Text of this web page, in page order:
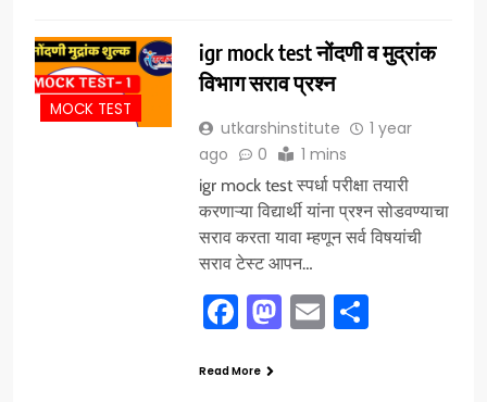
MOCK TEST
igr mock test नोंदणी व मुद्रांक
विभाग सराव प्रश्न
utkarshinstitute
1 year
ago
0 1 mins
igr mock test स्पर्धा परीक्षा तयारी
करणाऱ्या विद्यार्थी यांना प्रश्न सोडवण्याचा
सराव करता यावा म्हणून सर्व विषयांची
सराव टेस्ट आपन…
Facebook
Mastodon
EmailShare
Read More